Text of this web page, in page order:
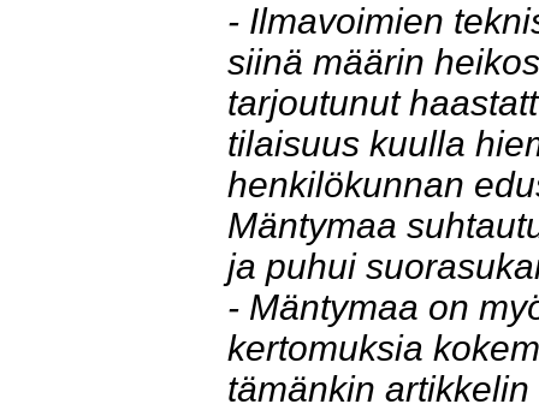
- Ilmavoimien
siinä määrin
tarjoutunut
tilaisuus kuulla
henkilökunnan
Mäntymaa
ja puhui
- Mäntymaa on
kertomuksia
tämänkin